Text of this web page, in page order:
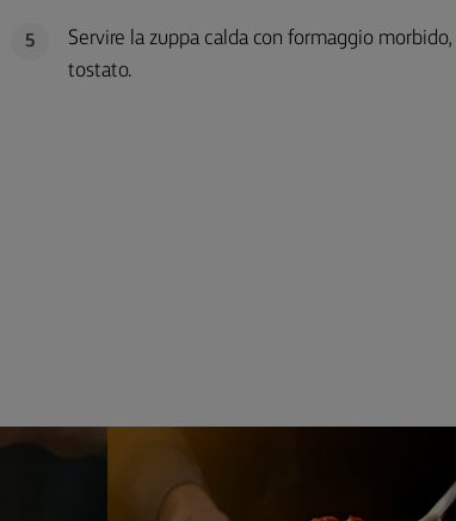
5
Servire la zuppa calda con formaggio
tostato.